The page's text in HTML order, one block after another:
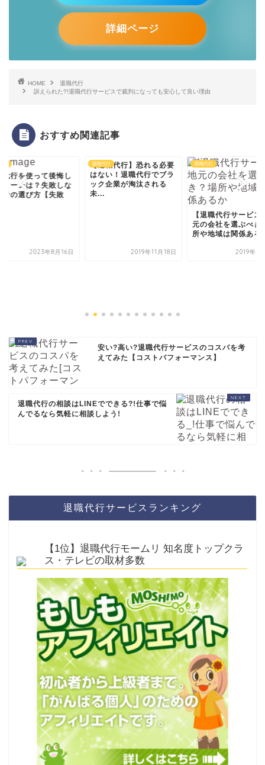
詳細ページ
HOME
退職代行
訴えられた?!退職代行サービスで裁判になっても安心して良い理由
おすすめ関連記事
職代行】恐れる必要
い！退職代行でブラ
企業が淘汰される
2019年11月18日
退職代行
2019年11月2日
退職代行
退職代行サービスの
士法人みやびとは？
や依頼の流れを解説
ま...
2019年10
安い?高い?退職代行サービスのコスパを考
えてみた【コストパフォーマンス】
退職代行の相談はLINEでできる?!仕事で悩
んでるなら気軽に相談しよう!
退職代行サービスランキング
【1位】退職代行モームリ 知名度トップクラ
ス・テレビの取材多数